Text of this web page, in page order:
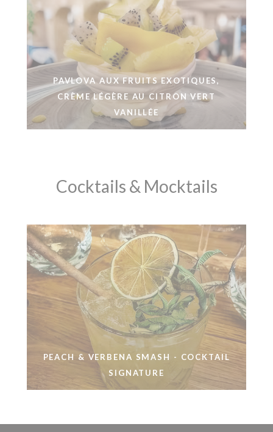
PAVLOVA AUX FRUITS EXOTIQUES,
CRÈME LÉGÈRE AU CITRON VERT
VANILLÉE
Cocktails & Mocktails
PEACH & VERBENA SMASH - COCKTAIL
SIGNATURE